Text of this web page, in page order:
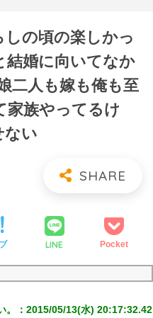
の頃の楽しかっ
結婚に向いてなか
二人も嫁も俺も至
家族やってるけ
ない
LINE Pocket
：2015/05/13(水)